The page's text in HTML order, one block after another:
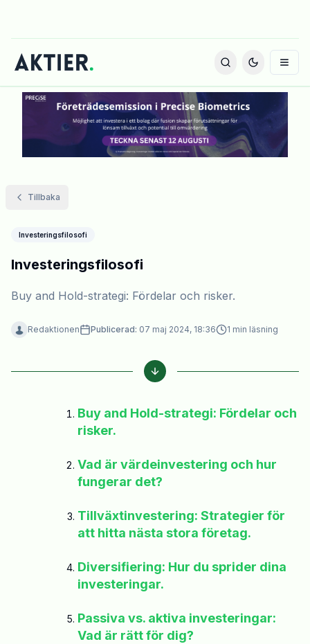
Tillbaka
Investeringsfilosofi
Investeringsfilosofi
Buy and Hold-strategi: Fördelar och risker.
Redaktionen Publicerad: 07 maj 2024, 18:36 1 min läsning
Buy and Hold-strategi: Fördelar och
risker.
Vad är värdeinvestering och hur
fungerar det?
Tillväxtinvestering: Strategier för
att hitta nästa stora företag.
Diversifiering: Hur du sprider dina
investeringar.
Passiva vs. aktiva investeringar:
Vad är rätt för dig?